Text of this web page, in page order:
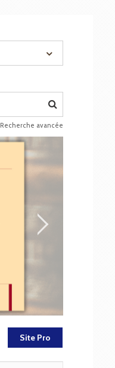
Recherche avancée
Site Pro